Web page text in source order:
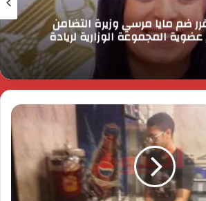
ضم مايا مرسي وزيرة التضامن
المجموعة الوزارية لريادة